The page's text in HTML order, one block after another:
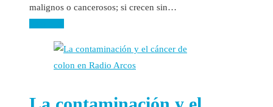
malignos o cancerosos; si crecen sin…